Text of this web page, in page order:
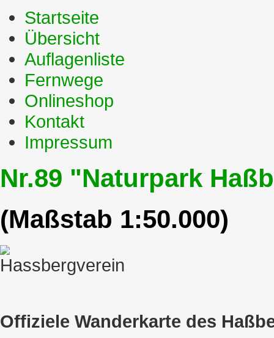
Startseite
Übersicht
Auflagenliste
Fernwege
Onlineshop
Kontakt
Impressum
Nr.89 "Naturpark
(Maßstab 1:50.000)
Offiziele Wanderkarte des